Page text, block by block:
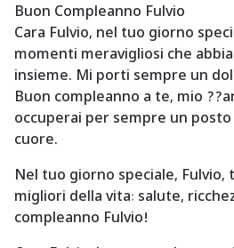
Buon Compleanno Fulvio
Cara Fulvio, nel tuo giorno
momenti meravigliosi che
insieme. Mi porti sempre un
Buon compleanno a te, mio
occuperai per sempre un
cuore.
Nel tuo giorno speciale,
migliori della vita: salute,
compleanno Fulvio!